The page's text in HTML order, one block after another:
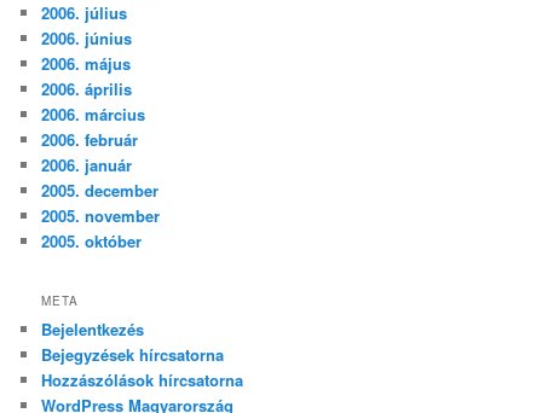
2006. július
2006. június
2006. május
2006. április
2006. március
2006. február
2006. január
2005. december
2005. november
2005. október
META
Bejelentkezés
Bejegyzések hírcsatorna
Hozzászólások hírcsatorna
WordPress Magyarország